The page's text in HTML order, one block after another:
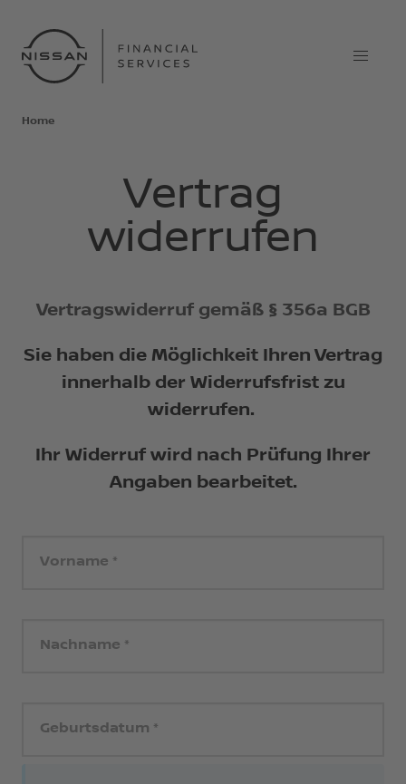
Home
Vertrag
widerrufen
Vertragswiderruf gemäß § 356a BGB
Sie haben die Möglichkeit Ihren Vertrag
innerhalb der Widerrufsfrist zu
widerrufen.
Ihr Widerruf wird nach Prüfung Ihrer
Angaben bearbeitet.
Vorname
Nachname
Geburtsdatum